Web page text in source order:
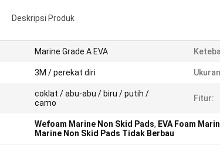
Deskripsi Produk
Marine Grade A EVA
3M / perekat diri
coklat / abu-abu / biru / putih /
camo
Fitur:
Wefoam Marine Non Skid Pads, EVA Foam
Marine Non Skid Pads Tidak Berbau